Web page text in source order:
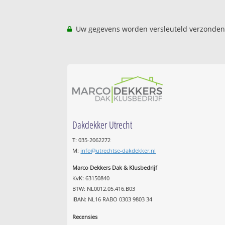
Uw gegevens worden versleuteld
Dakdekker Utrecht
T: 035-2062272
M: info@utrechtse-dakdekker.nl
Marco Dekkers Dak & Klusbedrijf
KvK: 63150840
BTW: NL0012.05.416.B03
IBAN: NL16 RABO 0303 9803 34
Recensies